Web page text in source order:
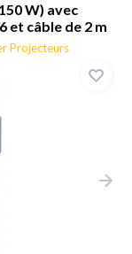
W) avec
et câble de 2 m
Projecteurs